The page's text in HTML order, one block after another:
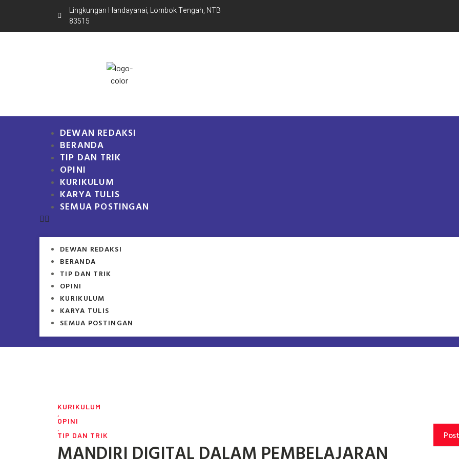
Lingkungan Handayanai, Lombok Tengah, NTB
83515
DEWAN REDAKSI
BERANDA
TIP DAN TRIK
OPINI
KURIKULUM
KARYA TULIS
SEMUA POSTINGAN
DEWAN REDAKSI
BERANDA
TIP DAN TRIK
OPINI
KURIKULUM
KARYA TULIS
SEMUA POSTINGAN
KURIKULUM
,
OPINI
,
TIP DAN TRIK
MANDIRI DIGITAL DALAM PEMBELAJARAN